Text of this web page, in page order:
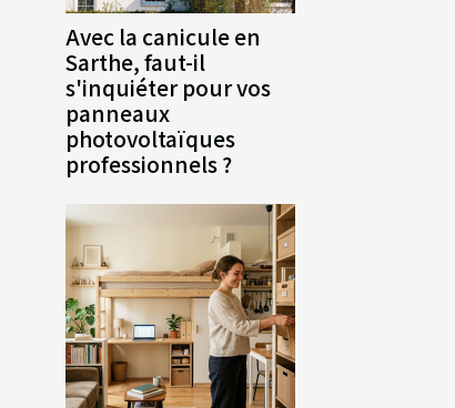
Avec la canicule en
Sarthe, faut-il
s'inquiéter pour vos
panneaux
photovoltaïques
professionnels ?